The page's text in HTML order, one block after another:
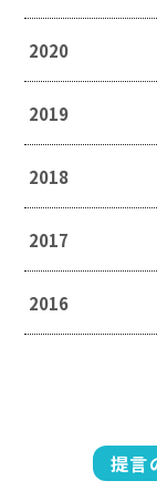
2020
2019
2018
2017
2016
提言